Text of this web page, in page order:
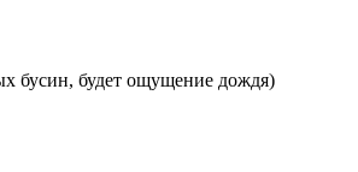
бусин, будет ощущение дождя)